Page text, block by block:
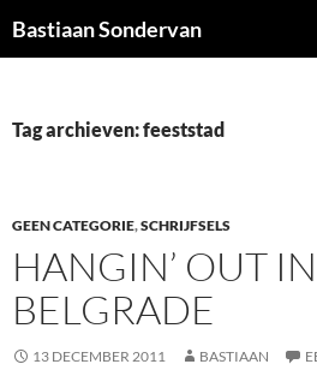
naar
Bastiaan Sondervan
Tag archieven: feeststad
GEEN CATEGORIE,SCHRIJFSELS
HANGIN’ OUT IN
BELGRADE
13 DECEMBER 2011 BASTIAAN